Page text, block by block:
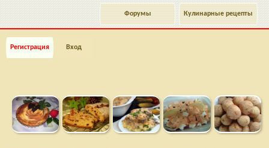
Кулинарные рецепты
Форумы
Регистрация Вход